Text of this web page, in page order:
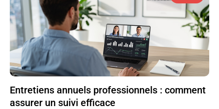
Entretiens annuels professionnels : comment
assurer un suivi efficace